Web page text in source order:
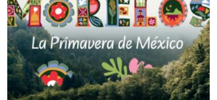
Aguiñiga Rodríguez
Para él, la industria de reuniones y eventos tiene un gran
potencial en la entidad, ya que cuenta con destacada
oferta para cada uno de sus mercados:
“Apostamos por el BCC, nuestro
recinto para grandes eventos, pero